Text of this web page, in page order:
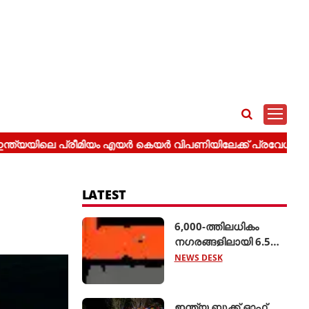
LATEST
6,000-ത്തിലധികം
നഗരങ്ങളിലായി 6.5
ലക്ഷം റൂട്ടുകളെ
NEWS DESK